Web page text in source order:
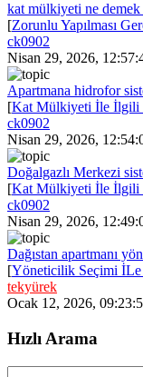
kat mülkiyeti ne demek
[Zorunlu Yapılması
ck0902
Nisan 29, 2026,
Apartmana hidrofor
[Kat Mülkiyeti İle İlgili
ck0902
Nisan 29, 2026,
Doğalgazlı Merkezi
[Kat Mülkiyeti İle İlgili
ck0902
Nisan 29, 2026,
Dağıstan apartmanı
[Yöneticilik Seçimi
tekyürek
Ocak 12, 2026,
Hızlı Arama